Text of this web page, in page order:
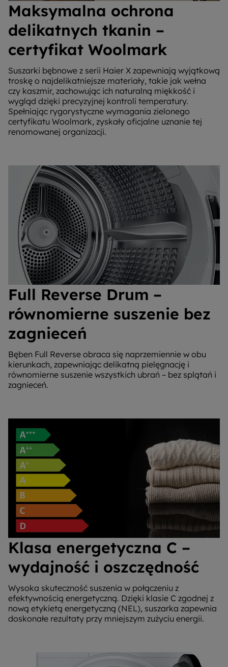
Maksymalna ochrona
delikatnych tkanin –
certyfikat Woolmark
Suszarki bębnowe z serii Haier X zapewniają wyjątkową
troskę o najdelikatniejsze materiały, takie jak wełna
czy kaszmir, zachowując ich naturalną miękkość i
wygląd dzięki precyzyjnej kontroli temperatury.
Spełniając rygorystyczne wymagania zielonego
certyfikatu Woolmark, zyskały oficjalne uznanie tej
renomowanej organizacji.
Full Reverse Drum –
równomierne suszenie bez
zagnieceń
Bęben Full Reverse obraca się naprzemiennie w obu
kierunkach, zapewniając delikatną pielęgnację i
równomierne suszenie wszystkich ubrań – bez splątań i
zagnieceń.
Klasa energetyczna C –
wydajność i oszczędność
Wysoka skuteczność suszenia w połączeniu z
efektywnością energetyczną. Dzięki klasie C zgodnej z
nową etykietą energetyczną (NEL), suszarka zapewnia
doskonałe rezultaty przy mniejszym zużyciu energii.